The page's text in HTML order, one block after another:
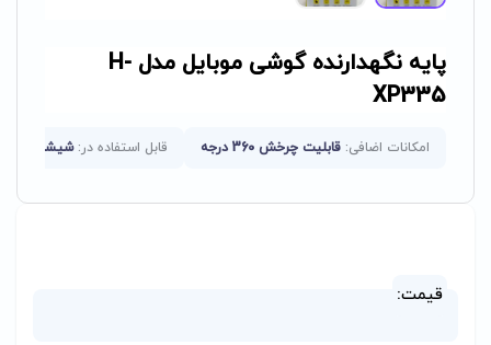
پایه نگهدارنده گوشی موبایل مدل H-
XP335
امکانات اضافی: قابلیت چرخش 360 درجه قابل استفاده در: شیشه
قیمت: